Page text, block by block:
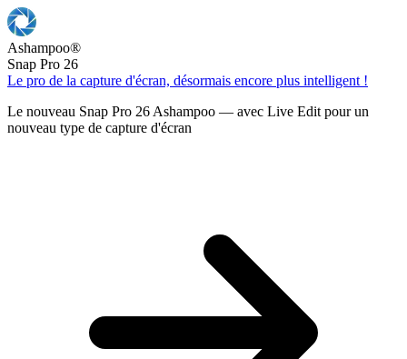
Ashampoo®
Snap Pro 26
Le pro de la capture d'écran, désormais encore plus intelligent !
Le nouveau Snap Pro 26 Ashampoo — avec Live Edit pour un
nouveau type de capture d'écran